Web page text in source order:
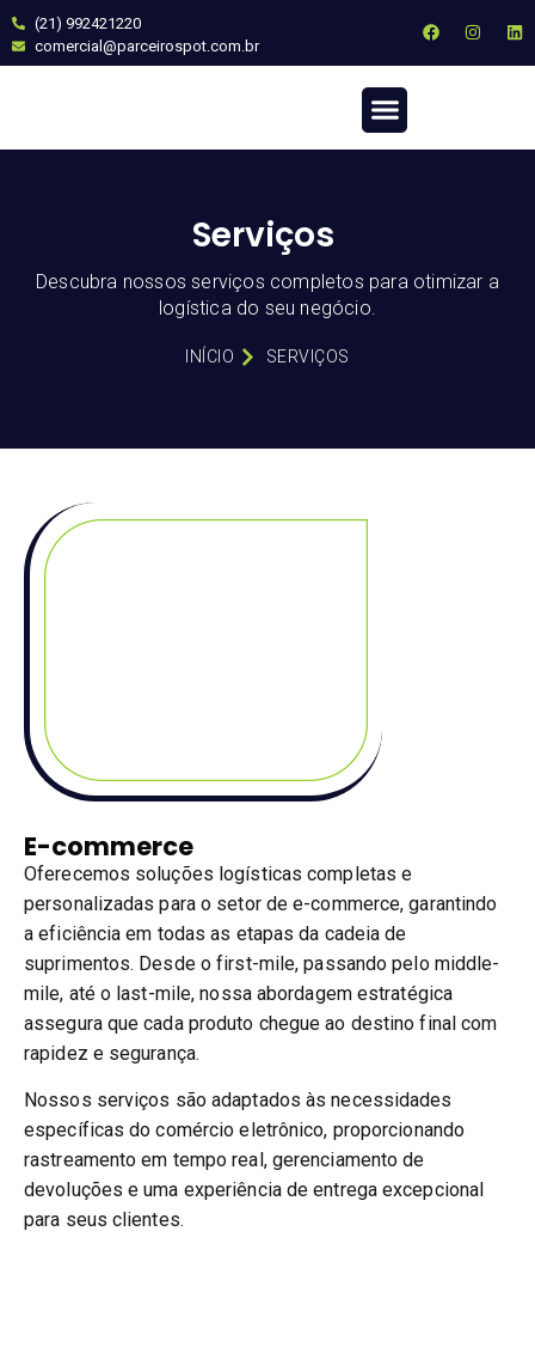
(21) 992421220
comercial@parceirospot.com.br
Serviços
Descubra nossos serviços completos para otimizar a
logística do seu negócio.
INÍCIO SERVIÇOS
E-commerce
Oferecemos soluções logísticas completas e
personalizadas para o setor de e-commerce, garantindo
a eficiência em todas as etapas da cadeia de
suprimentos. Desde o first-mile, passando pelo middle-
mile, até o last-mile, nossa abordagem estratégica
assegura que cada produto chegue ao destino final com
rapidez e segurança.
Nossos serviços são adaptados às necessidades
específicas do comércio eletrônico, proporcionando
rastreamento em tempo real, gerenciamento de
devoluções e uma experiência de entrega excepcional
para seus clientes.